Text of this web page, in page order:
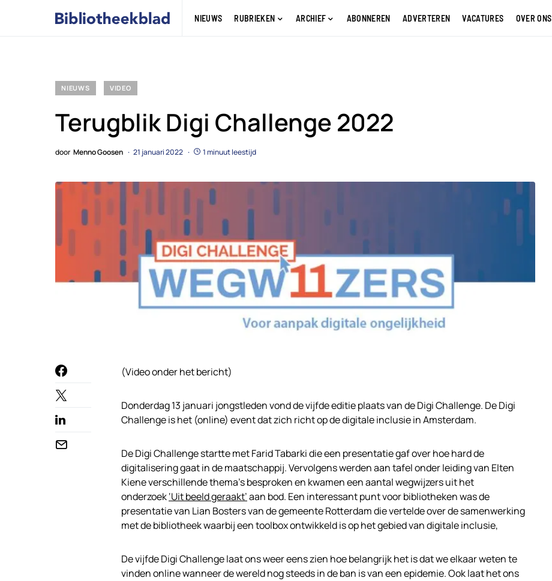
NIEUWS RUBRIEKEN ARCHIEF ABONNEREN ADVERTEREN VACATURES OVER ONS
NIEUWS VIDEO
Terugblik Digi Challenge 2022
door Menno Goosen 21 januari 2022 1 minuut leestijd
(Video onder het bericht)
Donderdag 13 januari jongstleden vond de vijfde editie plaats van de Digi Challenge. De Digi
Challenge is het (online) event dat zich richt op dedigitale inclusie in Amsterdam.
De Digi Challenge startte met Farid Tabarki die een presentatie gaf over hoe hard de
digitalisering gaat in de maatschappij. Vervolgens werden aan tafel onder leiding van Elten
Kiene verschillende thema’s besproken en kwamen een aantal wegwijzers uit het
onderzoek‘Uit beeld geraakt’aan bod. Een interessant punt voor bibliotheken was de
presentatie van Lian Bosters van de gemeente Rotterdam die vertelde over de samenwerking
met de bibliotheek waarbij een toolbox ontwikkeld is op het gebied van digitale inclusie,
De vijfde Digi Challenge laat ons weer eens zien hoe belangrijk het is dat we elkaar weten te
vinden online wanneer de wereld nog steeds in de ban is van een epidemie. Ook laat het ons